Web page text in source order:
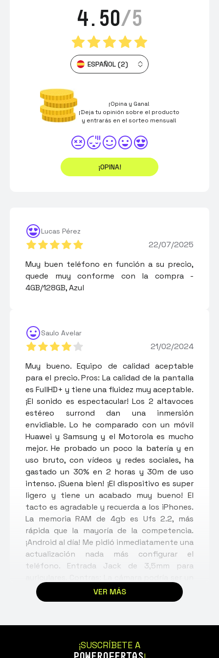
4.50/5
ESPAÑOL (2)
¡Opina y Gana!
¡Deja tu opinión sobre el producto
y entrarás en el sorteo mensual!
¡OPINA!
Lucas Pérez
22/07/2025
Muy buen teléfono en función a su precio,
quede muy conforme con la compra -
4GB/128GB, Azul
Saulo Avelar
21/02/2024
Muy bueno. Equipo de calidad aceptable
para el precio. Pros: La calidad de la pantalla
es FullHD+ y tiene una fluidez muy aceptable.
¡El sonido es espectacular! Los 2 altavoces
estéreo surrond dan una inmersión
envidiable. Lo he comparado con un móvil
Huawei y Samsung y el Motorola es mucho
mejor. He probado un poco la batería y en
uso bruto, con vídeos y redes sociales, ha
gastado un 30% en 2 horas y 30m de uso
intenso. ¡Suena bien! ¡El dispositivo es super
ligero y tiene un acabado muy bueno! El
tacto es agradable y recuerda a los iPhones.
La memoria RAM de 4gb es Ufs 2.2, más
rápida que la mayoría de la competencia.
¡Android al día! Me pidió inmediatamente una
actualización nada más configurar el
teléfono. Entrada Jack de 3,5mm para
poco mejor. Las fotos son buenas de día y
con mucha luz, mientras que las nocturnas o
También carece de objetivo gran angular,
podría ser más rápida. Sólo tiene 15W. En
VER MÁS
¡SUSCRÍBETE A